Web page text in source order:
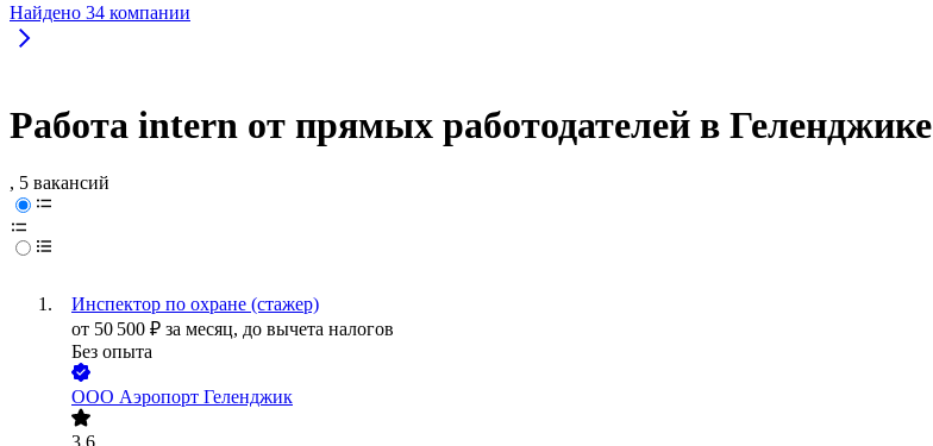
Найдено 34 компании
Работа intern от прямых работодателей в Геленджике
, 5 вакансий
Инспектор по охране (стажер)
от 50 500 ₽ за месяц, до вычета налогов
Без опыта
ООО Аэропорт Геленджик